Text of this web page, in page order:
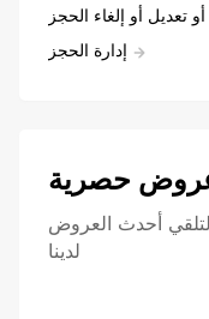
تعديل أو إلغاء الحجز
إدارة الحجز
حصرية
لتلقي أحدث العروض
لدينا